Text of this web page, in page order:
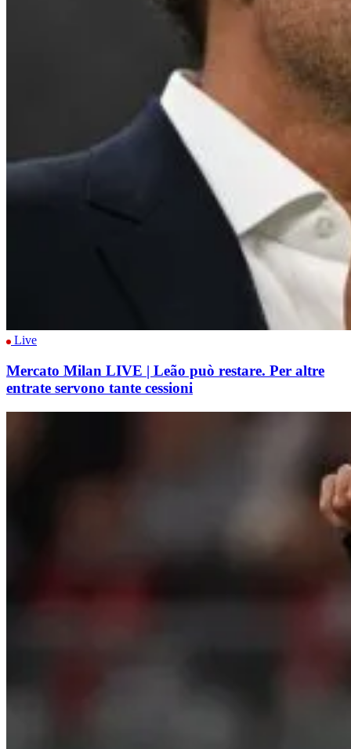
Live
Mercato Milan LIVE | Leão può restare. Per altre
entrate servono tante cessioni